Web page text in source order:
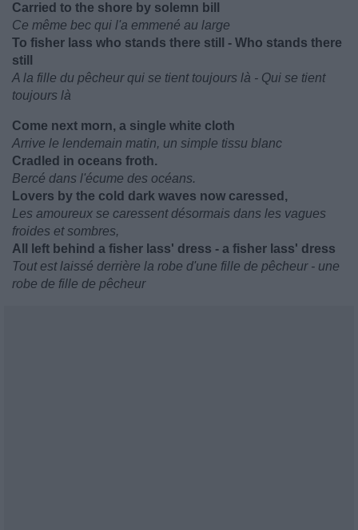
Carried to the shore by solemn bill
Ce même bec qui l'a emmené au large
To fisher lass who stands there still - Who stands there
still
A la fille du pêcheur qui se tient toujours là - Qui se tient
toujours là
Come next morn, a single white cloth
Arrive le lendemain matin, un simple tissu blanc
Cradled in oceans froth.
Bercé dans l'écume des océans.
Lovers by the cold dark waves now caressed,
Les amoureux se caressent désormais dans les vagues
froides et sombres,
All left behind a fisher lass' dress - a fisher lass' dress
Tout est laissé derrière la robe d'une fille de pêcheur - une
robe de fille de pêcheur